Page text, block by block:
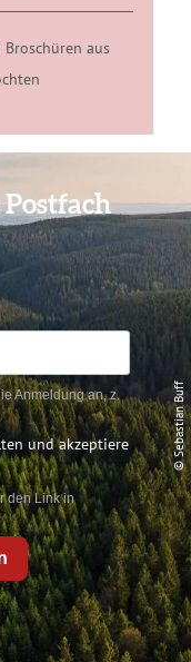
aus
© Sebastian Buff
Anmeldung an, z.
und akzeptiere
den Link in